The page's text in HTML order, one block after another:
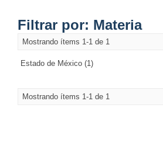
Filtrar por: Materia
Mostrando ítems 1-1 de 1
Estado de México (1)
Mostrando ítems 1-1 de 1